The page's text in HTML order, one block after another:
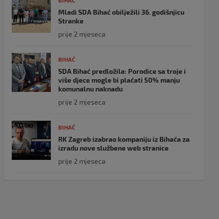
Mladi SDA Bihać obilježili 36. godišnjicu
Stranke
prije 2 mjeseca
BIHAĆ
SDA Bihać predložila: Porodice sa troje i
više djece mogle bi plaćati 50% manju
komunalnu naknadu
prije 2 mjeseca
BIHAĆ
RK Zagreb izabrao kompaniju iz Bihaća za
izradu nove službene web stranice
prije 2 mjeseca